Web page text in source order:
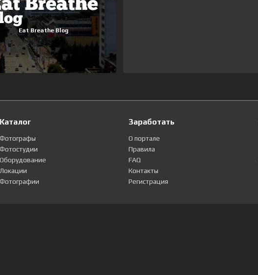
Каталог
Фотографы
Фотостудии
Оборудование
Локации
Фотографии
Заработать
О портале
Правила
FAQ
Контакты
Регистрация